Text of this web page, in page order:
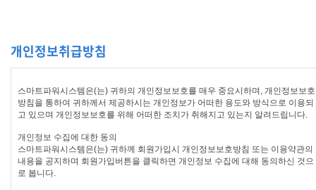
개인정보취급방침
스마트파워시스템은(는) 귀하의 개인정보보호를 매우 중요시하며, 개인정보보호
방침을 통하여 귀하께서 제공하시는 개인정보가 어떠한 용도와 방식으로 이용되
고 있으며 개인정보보호를 위해 어떠한 조치가 취해지고 있는지 알려드립니다.
개인정보 수집에 대한 동의
스마트파워시스템은(는) 귀하께 회원가입시 개인정보보호방침 또는 이용약관의
내용을 공지하며 회원가입버튼을 클릭하면 개인정보 수집에 대해 동의하신 것으
로 봅니다.